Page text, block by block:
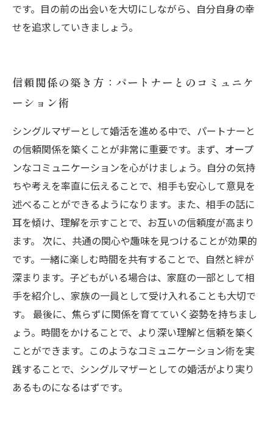
です。目の前の出会いを大切にしながら、自分自身の幸
せを追求していきましょう。
信頼関係の築き方：パートナーとのコミュニケ
ーション術
シングルマザーとして婚活を進める中で、パートナーと
の信頼関係を築くことが非常に重要です。まず、オープ
ンなコミュニケーションを心がけましょう。自分の気持
ちや考えを率直に伝えることで、相手も安心して意見を
述べることができるようになります。また、相手の話に
耳を傾け、理解を示すことで、お互いの信頼度が高まり
ます。 次に、共通の関心や趣味を見つけることが効果的
です。一緒に楽しむ時間を共有することで、自然と絆が
深まります。子どもがいる場合は、家庭の一部として相
手を紹介し、家族の一員として受け入れることも大切で
す。 最後に、焦らずに関係を育てていく姿勢を持ちまし
ょう。時間をかけることで、より深い理解と信頼を築く
ことができます。このようなコミュニケーション術を実
践することで、シングルマザーとしての婚活がより実り
あるものになるはずです。